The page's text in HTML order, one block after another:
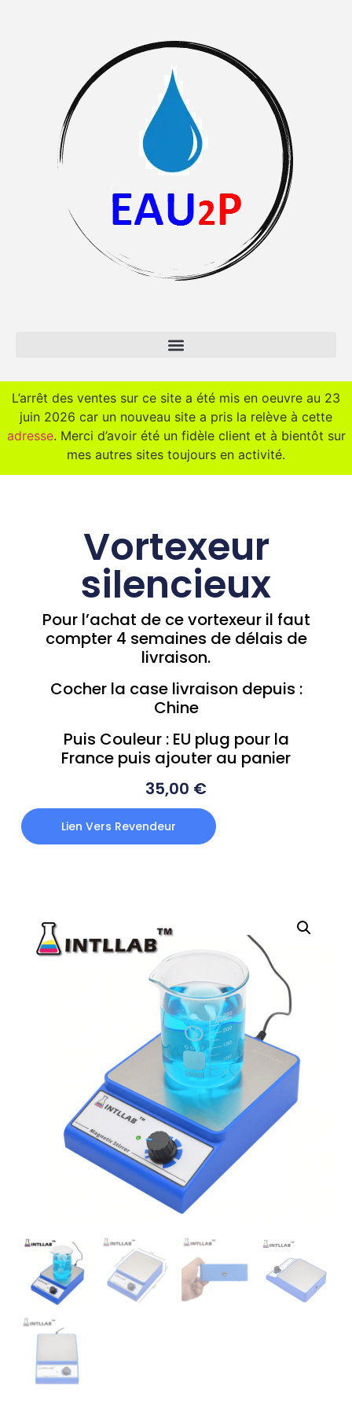
L’arrêt des ventes sur ce site a été mis en oeuvre au 23
juin 2026 car un nouveau site a pris la relève à cette
adresse. Merci d’avoir été un fidèle client et à bientôt sur
mes autres sites toujours en activité.
Vortexeur
silencieux
Pour l’achat de ce vortexeur il faut
compter 4 semaines de délais de
livraison.
Cocher la case livraison depuis :
Chine
Puis Couleur : EU plug pour la
France puis ajouter au panier
35,00 €
Lien Vers Revendeur